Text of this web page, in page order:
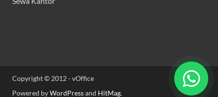
Copyright © 2012 - vOffice
Powered byWordPressand HitMag.